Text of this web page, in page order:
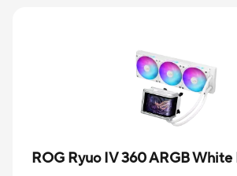
ROG Ryuo IV 360 ARGB